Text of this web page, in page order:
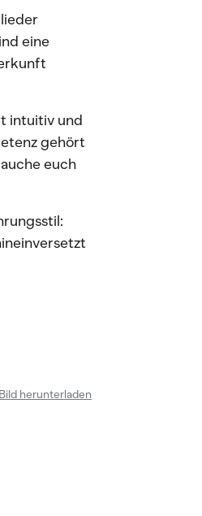
eine
intuitiv und
gehört
euch
Bild herunterladen